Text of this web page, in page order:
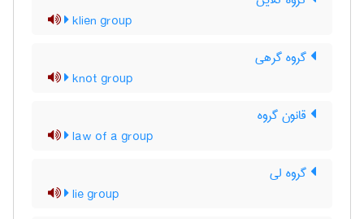
klien group
گروه گرهی
knot group
قانون گروه
law of a group
گروه لی
lie group